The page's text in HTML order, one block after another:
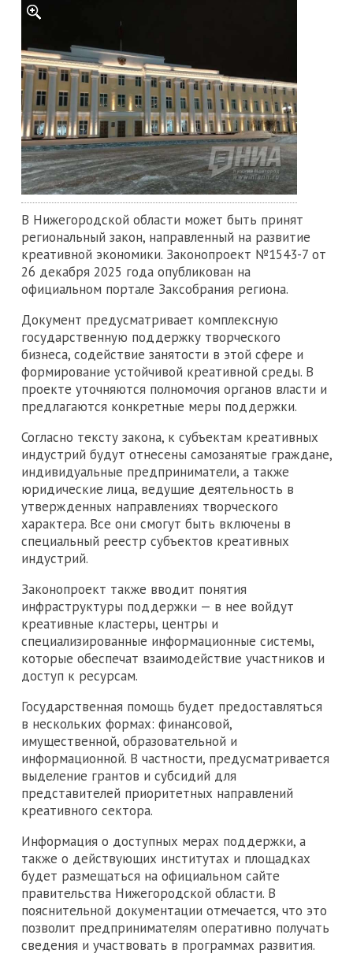
В Нижегородской области может быть принят
региональный закон, направленный на развитие
креативной экономики. Законопроект №1543-7 от
26 декабря 2025 года опубликован на
официальном портале Заксобрания региона.
Документ предусматривает комплексную
государственную поддержку творческого
бизнеса, содействие занятости в этой сфере и
формирование устойчивой креативной среды. В
проекте уточняются полномочия органов власти и
предлагаются конкретные меры поддержки.
Согласно тексту закона, к субъектам креативных
индустрий будут отнесены самозанятые граждане,
индивидуальные предприниматели, а также
юридические лица, ведущие деятельность в
утвержденных направлениях творческого
характера. Все они смогут быть включены в
специальный реестр субъектов креативных
индустрий.
Законопроект также вводит понятия
инфраструктуры поддержки — в нее войдут
креативные кластеры, центры и
специализированные информационные системы,
которые обеспечат взаимодействие участников и
доступ к ресурсам.
Государственная помощь будет предоставляться
в нескольких формах: финансовой,
имущественной, образовательной и
информационной. В частности, предусматривается
выделение грантов и субсидий для
представителей приоритетных направлений
креативного сектора.
Информация о доступных мерах поддержки, а
также о действующих институтах и площадках
будет размещаться на официальном сайте
правительства Нижегородской области. В
пояснительной документации отмечается, что это
позволит предпринимателям оперативно получать
сведения и участвовать в программах развития.